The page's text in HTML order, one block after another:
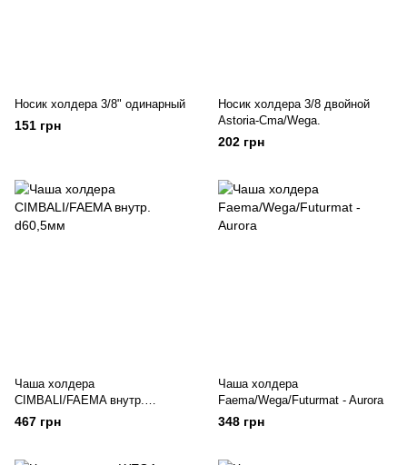
Носик холдера 3/8" одинарный
151 грн
Носик холдера 3/8 двойной
Astoria-Cma/Wega.
202 грн
Чаша холдера
CIMBALI/FAEMA внутр.
d60,5мм
467 грн
Чаша холдера
Faema/Wega/Futurmat - Aurora
348 грн